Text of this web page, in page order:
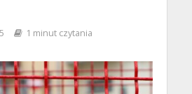
1 minut czytania